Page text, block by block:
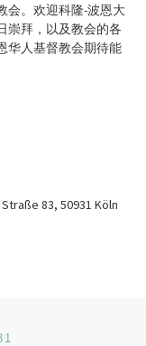
会。欢迎科隆-波恩大
崇拜，以及教会的各
华人基督教会期待能
83, 50931 Köln